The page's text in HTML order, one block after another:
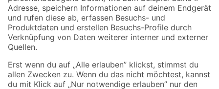
Zahlungsarten Versandarten
Sicher einkaufen